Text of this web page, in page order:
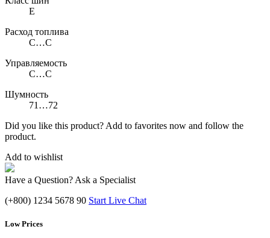
E
Расход топлива
C…C
Управляемость
C…C
Шумность
71…72
Did you like this product? Add to favorites now and follow the
product.
Add to wishlist
Have a Question? Ask a Specialist
(+800) 1234 5678 90 Start Live Chat
Low Prices